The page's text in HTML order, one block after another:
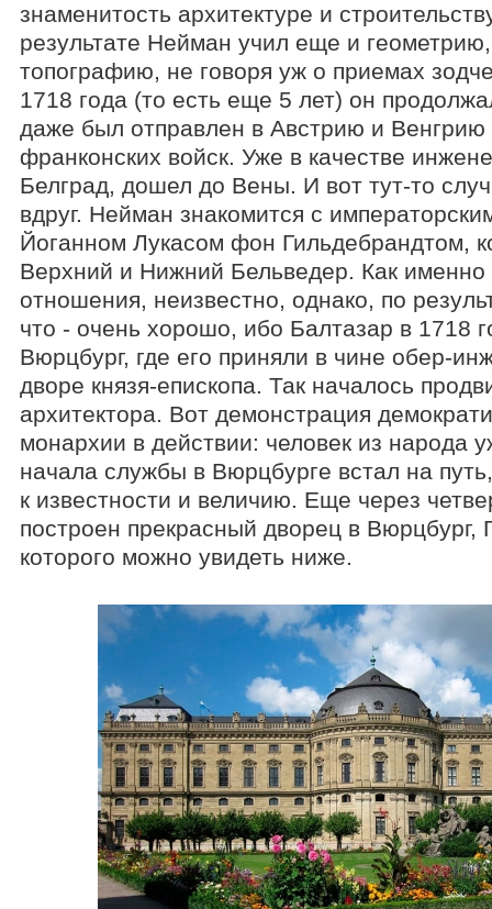
знаменитость архитектуре и
результате Нейман учил еще и
топографию, не говоря уж о приемах
1718 года (то есть еще 5 лет) он
даже был отправлен в Австрию и Венгрию
франконских войск. Уже в качестве
Белград, дошел до Вены. И вот тут-то
вдруг. Нейман знакомится с
Йоганном Лукасом фон Гильдебрандтом,
Верхний и Нижний Бельведер. Как именно
отношения, неизвестно, однако, по
что - очень хорошо, ибо Балтазар в 1718
Вюрцбург, где его приняли в чине обер-
дворе князя-епископа. Так началось
архитектора. Вот демонстрация
монархии в действии: человек из народа
начала службы в Вюрцбурге встал на
к известности и величию. Еще через
построен прекрасный дворец в Вюрцбург,
которого можно увидеть ниже.